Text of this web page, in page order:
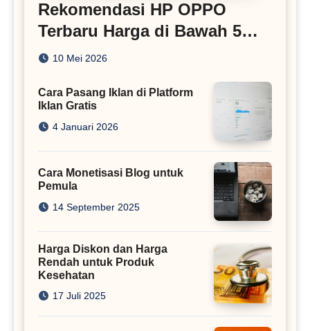
Rekomendasi HP OPPO
Terbaru Harga di Bawah 5
Juta
10 Mei 2026
Cara Pasang Iklan di Platform
Iklan Gratis
4 Januari 2026
Cara Monetisasi Blog untuk
Pemula
14 September 2025
Harga Diskon dan Harga
Rendah untuk Produk
Kesehatan
17 Juli 2025